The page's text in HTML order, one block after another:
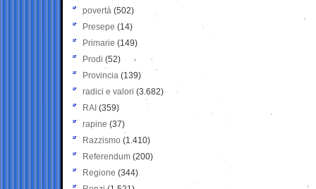
povertà (502)
Presepe (14)
Primarie (149)
Prodi (52)
Provincia (139)
radici e valori (3.682)
RAI (359)
rapine (37)
Razzismo (1.410)
Referendum (200)
Regione (344)